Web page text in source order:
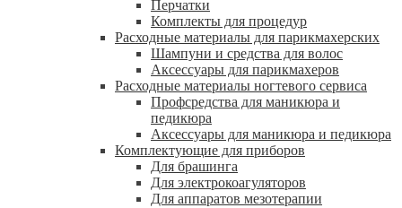
Перчатки
Комплекты для процедур
Расходные материалы для парикмахерских
Шампуни и средства для волос
Аксессуары для парикмахеров
Расходные материалы ногтевого сервиса
Профсредства для маникюра и
педикюра
Аксессуары для маникюра и педикюра
Комплектующие для приборов
Для брашинга
Для электрокоагуляторов
Для аппаратов мезотерапии